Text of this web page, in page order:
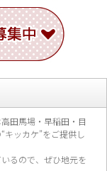
田馬場・早稲田・目
キッカケ”をご提供し
るので、 ぜひ地元を